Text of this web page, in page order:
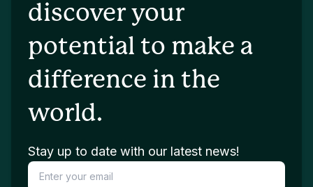
discover your
potential to make a
difference in the
world.
Stay up to date with our latest news!